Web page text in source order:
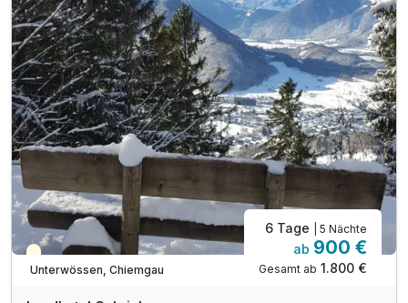
1x Weihnachtsgeschenk
1x Weinverkostung mit dem Chef
1x Gemeinsam die Rauhnächte kennen lernen
1x Musikabend in den Stuben
1x Fackelwanderung mit Glühweingaudi
Christkindl Schießen mit Böllerschützen
Saisonal verfügbar
Unterwössen, Chiemgau
6 Tage | 5 Nächte
ab 900 €
Gesamt ab 1.800 €